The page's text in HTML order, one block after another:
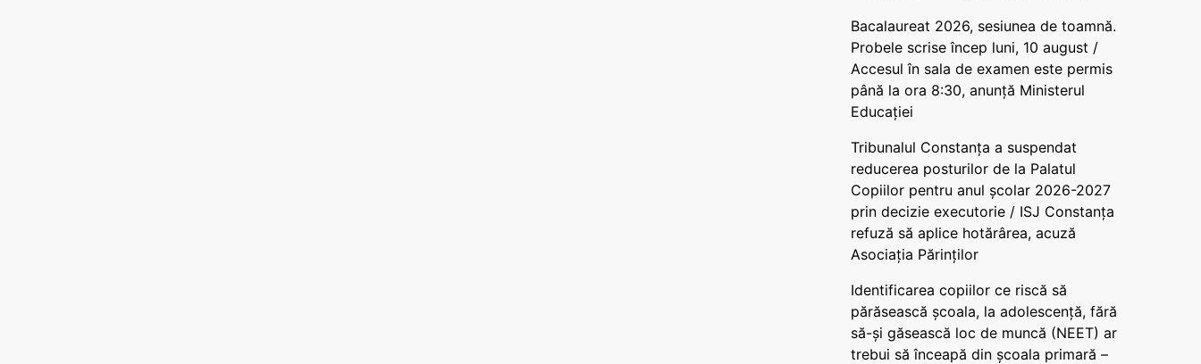
Bacalaureat 2026, sesiunea de toamnă.
Probele scrise încep luni, 10 august /
Accesul în sala de examen este permis
până la ora 8:30, anunță Ministerul
Educației
Tribunalul Constanța a suspendat
reducerea posturilor de la Palatul
Copiilor pentru anul școlar 2026-2027
prin decizie executorie / ISJ Constanța
refuză să aplice hotărârea, acuză
Asociația Părinților
Identificarea copiilor ce riscă să
părăsească școala, la adolescență, fără
să-și găsească loc de muncă (NEET) ar
trebui să înceapă din școala primară –